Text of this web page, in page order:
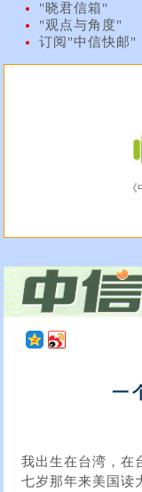
"晓君信箱"
"观点与角度"
订阅"中信快邮"
一
我出生在台湾，在
七岁那年来美国读